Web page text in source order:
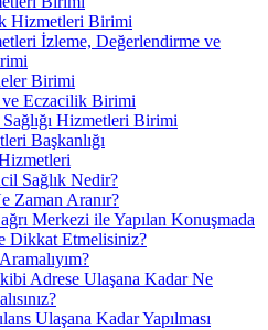
Hizmetleri Birimi
İzleme, Değerlendirme ve
Birimi
ve Eczacilik Birimi
Hizmetleri Birimi
Başkanlığı
Sağlık Nedir?
Zaman Aranır?
Merkezi ile Yapılan Konuşmada
Dikkat Etmelisiniz?
Adrese Ulaşana Kadar Ne
Ulaşana Kadar Yapılması